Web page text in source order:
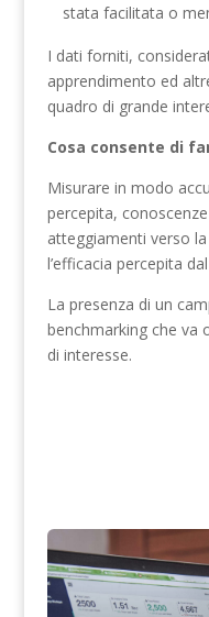
stata facilitata o
I dati forniti,
apprendimento ed
quadro di grande
Cosa consente di
Misurare in modo
percepita,
atteggiamenti verso
l’efficacia percepita
La presenza di un
benchmarking che va
di interesse.